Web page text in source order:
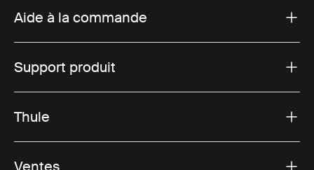
Aide à la commande
Support produit
Thule